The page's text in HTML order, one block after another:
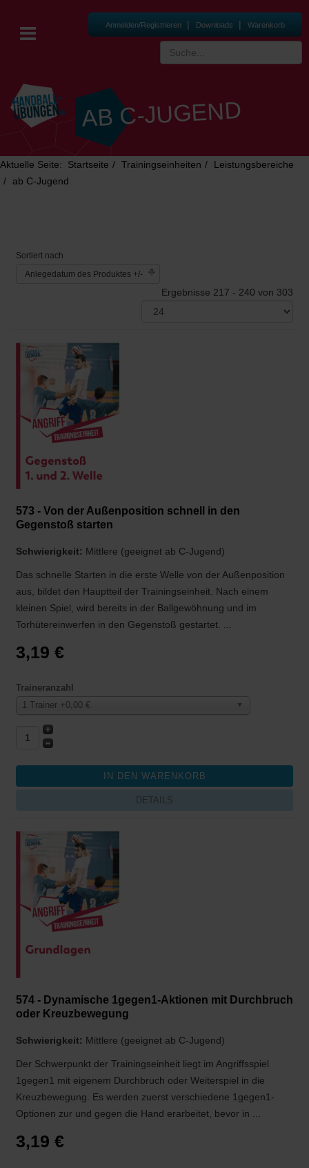
Anmelden/Registrieren | Downloads | Warenkorb
AB C-JUGEND
Aktuelle Seite: Startseite Trainingseinheiten
Leistungsbereiche
ab C-Jugend
Sortiert nach
Anlegedatum des Produktes +/-
Ergebnisse 217 - 240 von 303
573 - Von der Außenposition schnell in den
Gegenstoß starten
Schwierigkeit: Mittlere (geeignet ab C-Jugend)
Das schnelle Starten in die erste Welle von der Außenposition
aus, bildet den Hauptteil der Trainingseinheit. Nach einem
kleinen Spiel, wird bereits in der Ballgewöhnung und im
Torhütereinwerfen in den Gegenstoß gestartet. ...
3,19 €
Traineranzahl
1 Trainer +0,00 €
DETAILS
574 - Dynamische 1gegen1-Aktionen mit Durchbruch
oder Kreuzbewegung
Schwierigkeit: Mittlere (geeignet ab C-Jugend)
Der Schwerpunkt der Trainingseinheit liegt im Angriffsspiel
1gegen1 mit eigenem Durchbruch oder Weiterspiel in die
Kreuzbewegung. Es werden zuerst verschiedene 1gegen1-
Optionen zur und gegen die Hand erarbeitet, bevor in ...
3,19 €